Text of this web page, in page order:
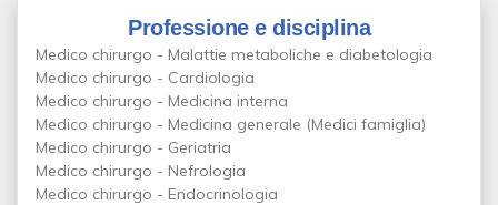
Professione e disciplina
Medico chirurgo - Malattie metaboliche e diabetologia
Medico chirurgo - Cardiologia
Medico chirurgo - Medicina interna
Medico chirurgo - Medicina generale (Medici famiglia)
Medico chirurgo - Geriatria
Medico chirurgo - Nefrologia
Medico chirurgo - Endocrinologia